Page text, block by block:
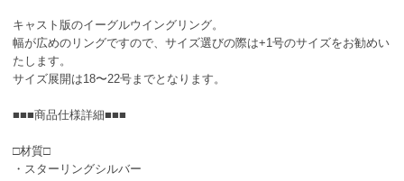
キャスト版のイーグルウイングリング。
幅が広めのリングですので、サイズ選びの際は+1号のサイズをお勧めい
たします。
サイズ展開は18〜22号までとなります。
■■■商品仕様詳細■■■
□材質□
・スターリングシルバー